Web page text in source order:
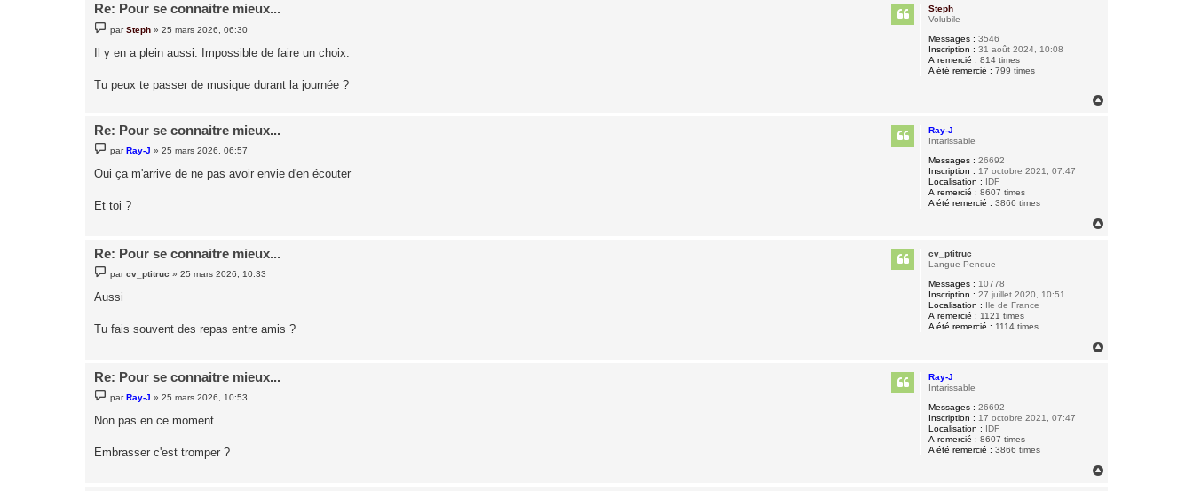
Steph
Volubile
Messages : 3546
Inscription : 31 août 2024, 10:08
A remercié : 814 times
A été remercié : 799 times
Re: Pour se connaitre mieux...
e
s
e
parSteph »25 mars 2026, 06:30
Il y en a plein aussi. Impossible de faire un choix.
Tu peux te passer de musique durant la journée ?
Ray-J
Intarissable
Messages : 26692
Inscription : 17 octobre 2021, 07:47
Localisation : IDF
A remercié : 8607 times
A été remercié : 3866 times
Re: Pour se connaitre mieux...
e
s
s
e
parRay-J »25 mars 2026, 06:57
Oui ça m'arrive de ne pas avoir envie d'en écouter
Et toi ?
cv_ptitruc
Langue Pendue
Messages : 10778
Inscription : 27 juillet 2020, 10:51
Localisation : Ile de France
A remercié : 1121 times
A été remercié : 1114 times
Re: Pour se connaitre mieux...
e
s
g
e
parcv_ptitruc »25 mars 2026, 10:33
Aussi
Tu fais souvent des repas entre amis ?
Ray-J
Intarissable
Messages : 26692
Inscription : 17 octobre 2021, 07:47
Localisation : IDF
A remercié : 8607 times
A été remercié : 3866 times
Re: Pour se connaitre mieux...
e
s
g
e
parRay-J »25 mars 2026, 10:53
Non pas en ce moment
Embrasser c'est tromper ?